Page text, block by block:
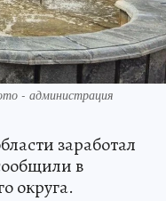
- администрация
заработал
в
округа.